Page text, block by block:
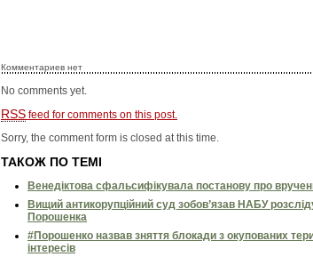
Комментариев нет
No comments yet.
RSS feed for comments on this post.
Sorry, the comment form is closed at this time.
ТАКОЖ ПО ТЕМІ
Венедіктова сфальсифікувала постанову про
Вищий антикорупційний суд зобов’язав НАБУ
Порошенка
#Порошенко назвав зняття блокади з окупованих
інтересів